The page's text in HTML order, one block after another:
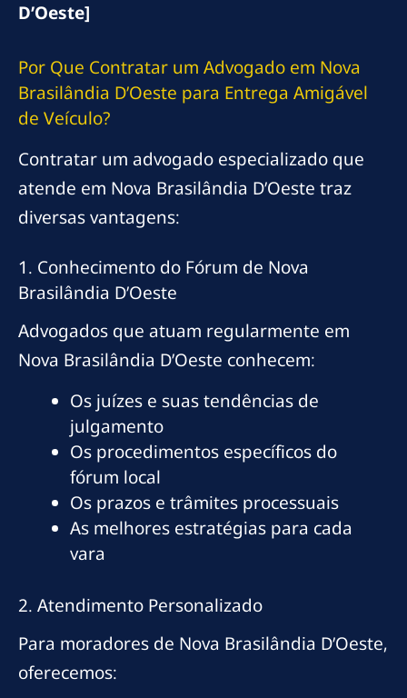
D’Oeste]
Por Que Contratar um Advogado em Nova
Brasilândia D’Oeste para Entrega Amigável
de Veículo?
Contratar um advogado especializado que
atende em Nova Brasilândia D’Oeste traz
diversas vantagens:
1. Conhecimento do Fórum de Nova
Brasilândia D’Oeste
Advogados que atuam regularmente em
Nova Brasilândia D’Oeste conhecem:
Os juízes e suas tendências de
julgamento
Os procedimentos específicos do
fórum local
Os prazos e trâmites processuais
As melhores estratégias para cada
vara
2. Atendimento Personalizado
Para moradores de Nova Brasilândia D’Oeste,
oferecemos: